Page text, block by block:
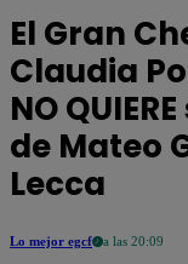
El Gran
Claudia
NO
de Mateo
Lecca
Lo mejor egcf a las 20:09